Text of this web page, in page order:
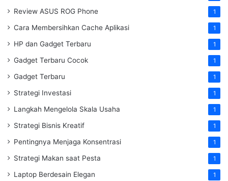
Review ASUS ROG Phone 1
Cara Membersihkan Cache Aplikasi 1
HP dan Gadget Terbaru 1
Gadget Terbaru Cocok 1
Gadget Terbaru 1
Strategi Investasi 1
Langkah Mengelola Skala Usaha 1
Strategi Bisnis Kreatif 1
Pentingnya Menjaga Konsentrasi 1
Strategi Makan saat Pesta 1
Laptop Berdesain Elegan 1